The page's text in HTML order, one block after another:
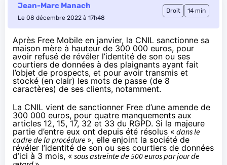
Jean-Marc Manach
Le 08 décembre 2022 à 17h48
Droit 14 min
Après Free Mobile en janvier, la CNIL sanctionne sa
maison mère à hauteur de 300 000 euros, pour
avoir refusé de révéler l’identité de son ou ses
courtiers de données à des plaignants ayant fait
l’objet de prospects, et pour avoir transmis et
stocké (en clair) les mots de passe (de 8
caractères) de ses clients, notamment.
La CNIL vient de sanctionner Free d’une amende de
300 000 euros, pour quatre manquements aux
articles 12, 15, 17, 32 et 33 du RGPD. Si la majeure
partie d’entre eux ont depuis été résolus « dans le
cadre de la procédure », elle enjoint la société de
révéler l’identité de son ou ses courtiers de données
d’ici à 3 mois, « sous astreinte de 500 euros par jour de